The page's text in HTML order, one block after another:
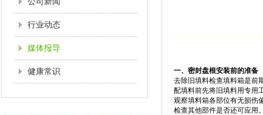
行业动态
媒体报导
健康常识
一、密封盘根安装前的准备
去除旧填料检查填料箱是前
配填料前先将旧填料用专用
观察填料箱各部位有无损伤
检查其他部件是否还可应用